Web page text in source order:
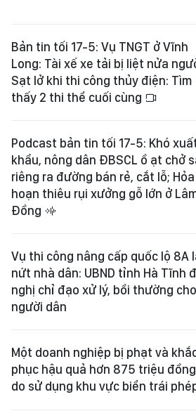
Bản tin tối 17-5: Vụ TNGT ở Vĩnh
Long: Tài xế xe tải bị liệt nửa
Sạt lở khi thi công thủy điện: Tìm
thấy 2 thi thể cuối cùng
Podcast bản tin tối 17-5: Khó
khẩu, nông dân ĐBSCL ồ ạt chở
riêng ra đường bán rẻ, cắt lỗ; Hỏa
hoạn thiêu rụi xưởng gỗ lớn ở
Đồng
Vụ thi công nâng cấp quốc lộ 8A
nứt nhà dân: UBND tỉnh Hà Tĩnh
nghị chỉ đạo xử lý, bồi thường cho
người dân
Một doanh nghiệp bị phạt và
phục hậu quả hơn 875 triệu đồng
do sử dụng khu vực biển trái